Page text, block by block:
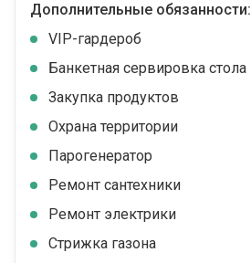
Дополнительные обязанности:
VIP-гардероб
Банкетная сервировка стола
Закупка продуктов
Охрана территории
Парогенератор
Ремонт сантехники
Ремонт электрики
Стрижка газона